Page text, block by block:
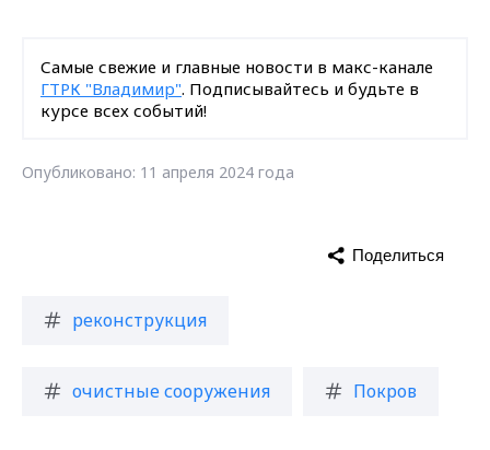
Самые свежие и главные новости в макс-канале
ГТРК "Владимир". Подписывайтесь и будьте в
курсе всех событий!
Опубликовано: 11 апреля 2024 года
реконструкция
очистные сооружения Покров
Поделиться